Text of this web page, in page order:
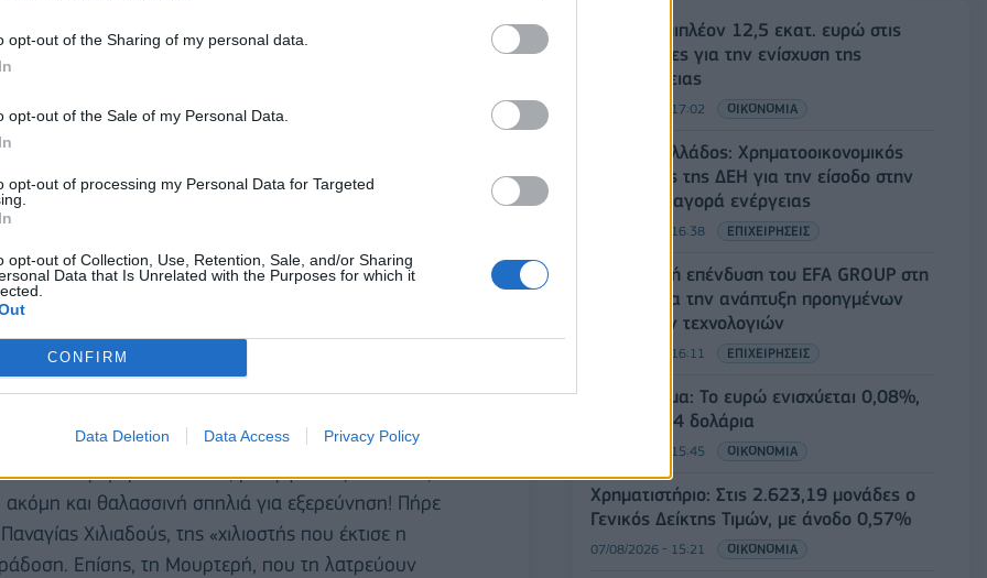
opt-out of the Sharing of my personal data.
opt-out of the Sale of my Personal Data.
opt-out of processing my Personal Data for Targeted
opt-out of Collection, Use, Retention, Sale, and/or Sharing
Data that Is Unrelated with the Purposes for which it
CONFIRM
Data Deletion Data Access Privacy Policy
Στα βόρεια, ανακαλύψτε τις παραλίες
και φυσικά την αγαπημένη των εκδρομέων,
την περίφημη Χιλιαδού, με οργιώδη βλάστηση,
και θαλασσινή σπηλιά για εξερεύνηση! Πήρε
Χιλιαδούς, της «χιλιοστής που έκτισε η
Επίσης, τη Μουρτερή, που τη λατρεύουν
ΥΠΑΑΤ: Επιπλέον 12,5 εκατ. ευρώ στις
Περιφέρειες για την ενίσχυση της
βιοασφάλειας
07/08/2026 - 17:02 ΟΙΚΟΝΟΜΙΑ
Deloitte Ελλάδος: Χρηματοοικονομικός
σύμβουλος της ΔΕΗ για την είσοδο στην
πολωνική αγορά ενέργειας
07/08/2026 - 16:38 ΕΠΙΧΕΙΡΗΣΕΙΣ
Στρατηγική επένδυση του EFA GROUP στη
Fractal για την ανάπτυξη προηγμένων
αμυντικών τεχνολογιών
07/08/2026 - 16:11 ΕΠΙΧΕΙΡΗΣΕΙΣ
Συνάλλαγμα: Το ευρώ ενισχύεται 0,08%,
στα 1,1534 δολάρια
07/08/2026 - 15:45 ΟΙΚΟΝΟΜΙΑ
Χρηματιστήριο: Στις 2.623,19 μονάδες ο
Γενικός Δείκτης Τιμών, με άνοδο 0,57%
07/08/2026 - 15:21 ΟΙΚΟΝΟΜΙΑ